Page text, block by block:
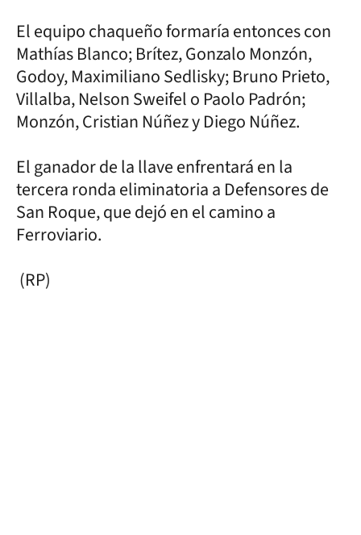
El equipo chaqueño formaría entonces con
Mathías Blanco; Brítez, Gonzalo Monzón,
Godoy, Maximiliano Sedlisky; Bruno Prieto,
Villalba, Nelson Sweifel o Paolo Padrón;
Monzón, Cristian Núñez y Diego Núñez.
El ganador de la llave enfrentará en la
tercera ronda eliminatoria a Defensores de
San Roque, que dejó en el camino a
Ferroviario.
(RP)